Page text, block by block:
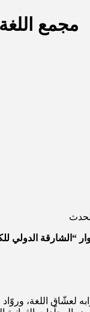
“مجمع
“الشارقة الدولي